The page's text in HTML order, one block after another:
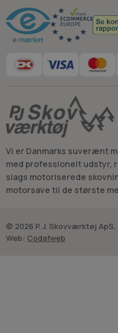
Vi er Danmarks suverænt
med professionelt udstyr,
slags motoriserede
motorsave til de største
© 2026 P. J. Skovværktøj ApS,
Web: Codafweb